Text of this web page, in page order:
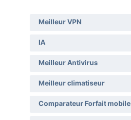
Meilleur VPN
IA
Meilleur Antivirus
Meilleur climatiseur
Comparateur Forfait mobile